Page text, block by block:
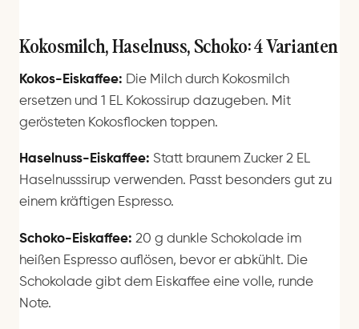
Kokosmilch, Haselnuss, Schoko: 4 Varianten
Kokos-Eiskaffee: Die Milch durch Kokosmilch
ersetzen und 1 EL Kokossirup dazugeben. Mit
gerösteten Kokosflocken toppen.
Haselnuss-Eiskaffee: Statt braunem Zucker 2 EL
Haselnusssirup verwenden. Passt besonders gut zu
einem kräftigen Espresso.
Schoko-Eiskaffee: 20 g dunkle Schokolade im
heißen Espresso auflösen, bevor er abkühlt. Die
Schokolade gibt dem Eiskaffee eine volle, runde
Note.